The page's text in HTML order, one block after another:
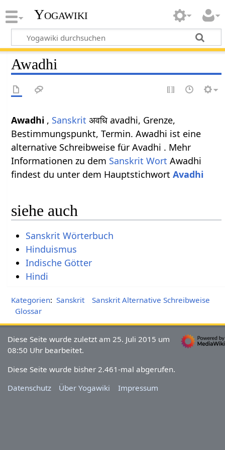
Yogawiki
Awadhi
Awadhi , Sanskrit अवधि avadhi, Grenze,
Bestimmungspunkt, Termin. Awadhi ist eine
alternative Schreibweise für Avadhi . Mehr
Informationen zu dem Sanskrit Wort Awadhi
findest du unter dem HauptstichwortAvadhi
siehe auch
Sanskrit Wörterbuch
Hinduismus
Indische Götter
Hindi
Kategorien: Sanskrit
Sanskrit Alternative Schreibweise
Glossar
Diese Seite wurde zuletzt am 25. Juli 2015 um
08:50 Uhr bearbeitet.
Diese Seite wurde bisher 2.461-mal abgerufen.
Datenschutz
Über Yogawiki Impressum